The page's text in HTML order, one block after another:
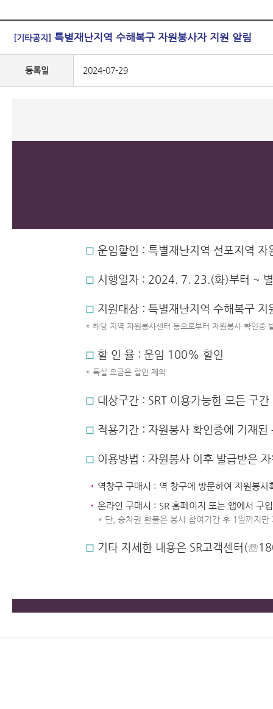
[기타공지] 특별재난지역 수해복구 자원봉사자 지원 알림
등록일 2024-07-29
◻︎ 운임할인 : 특별재난지역 선포지역 자
◻︎ 시행일자 : 2024. 7. 23.(화)부터 ~
◻︎ 지원대상 : 특별재난지역 수해복구 지
* 해당 지역 자원봉사센터 등으로부터 자원봉사 확인증
◻︎ 할 인 율 : 운임 100% 할인
* 특실 요금은 할인 제외
◻︎ 대상구간 : SRT 이용가능한 모든 구간
◻︎ 적용기간 : 자원봉사 확인증에 기재
◻︎ 이용방법 : 자원봉사 이후 발급받은
역창구 구매시 : 역 창구에 방문하여 자원봉
온라인 구매시 : SR 홈페이지 또는 앱에서 구
* 단, 승차권 환불은 봉사 참여기간 후 1일까지
◻︎ 기타 자세한 내용은 SR고객센터